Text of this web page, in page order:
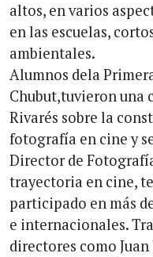
altos, en varios
en las escuelas,
ambientales.
Alumnos dela
Chubut,tuvieron una
Rivarés sobre la
fotografía en cine y
Director de
trayectoria en cine,
participado en más
e internacionales.
directores como